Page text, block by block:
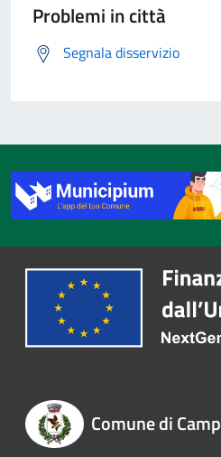
Problemi in città
Segnala disservizio
Comune di